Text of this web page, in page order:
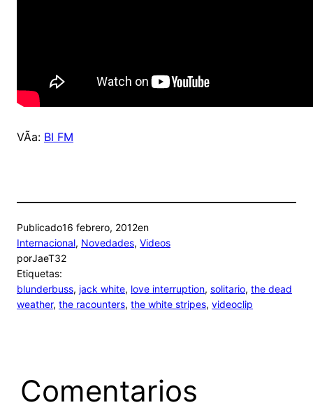
VÃ­a: BI FM
Publicado16 febrero, 2012en
Internacional, Novedades, Videos
porJaeT32
Etiquetas:
blunderbuss, jack white, love interruption, solitario, the dead
weather, the racounters, the white stripes, videoclip
Comentarios